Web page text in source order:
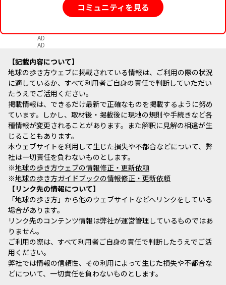
コミュニティを見る
AD
AD
記載内容について
地球の歩き方ウェブに掲載されている情報は、ご利用の際の状況
に適しているか、すべて利用者ご自身の責任で判断していただい
たうえでご活用ください。
掲載情報は、できるだけ最新で正確なものを掲載するように努め
ています。しかし、取材後・掲載後に現地の規則や手続きなど各
種情報が変更されることがあります。また解釈に見解の相違が生
じることもあります。
本ウェブサイトを利用して生じた損失や不都合などについて、弊
社は一切責任を負わないものとします。
※地球の歩き方ウェブの情報修正・更新依頼
※地球の歩き方ガイドブックの情報修正・更新依頼
リンク先の情報について
「地球の歩き方」から他のウェブサイトなどへリンクをしている
場合があります。
リンク先のコンテンツ情報は弊社が運営管理しているものではあ
りません。
ご利用の際は、すべて利用者ご自身の責任で判断したうえでご活
用ください。
弊社では情報の信頼性、その利用によって生じた損失や不都合な
どについて、一切責任を負わないものとします。